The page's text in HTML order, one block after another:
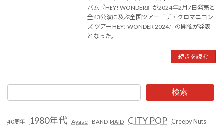
バム『HEY! WONDER』が2024年2月7日発売と
全43公演に及ぶ全国ツアー『ザ・クロマニヨン
ズ ツアー HEY! WONDER 2024』の開催が発表
となった。
続きを読む
検索
40周年 1980年代 Ayase BAND-MAID CITY POP Creepy Nuts